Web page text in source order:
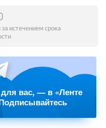
истечением срока
вас, — в «Ленте